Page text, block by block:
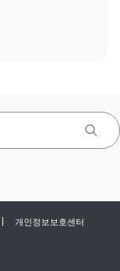
개인정보보호센터